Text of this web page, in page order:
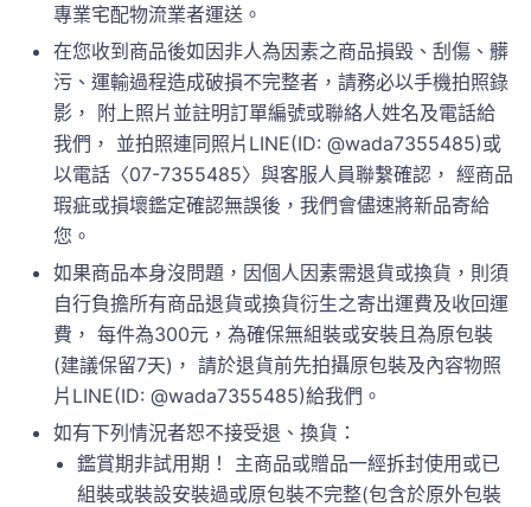
專業宅配物流業者運送。
在您收到商品後如因非人為因素之商品損毀、刮傷、髒
污、運輸過程造成破損不完整者，請務必以手機拍照錄
影， 附上照片並註明訂單編號或聯絡人姓名及電話給
我們， 並拍照連同照片LINE(ID: @wada7355485)或
以電話〈07-7355485〉與客服人員聯繫確認， 經商品
瑕疵或損壞鑑定確認無誤後，我們會儘速將新品寄給
您。
如果商品本身沒問題，因個人因素需退貨或換貨，則須
自行負擔所有商品退貨或換貨衍生之寄出運費及收回運
費， 每件為300元，為確保無組裝或安裝且為原包裝
(建議保留7天)， 請於退貨前先拍攝原包裝及內容物照
片LINE(ID: @wada7355485)給我們。
如有下列情況者恕不接受退、換貨：
鑑賞期非試用期！ 主商品或贈品一經拆封使用或已
組裝或裝設安裝過或原包裝不完整(包含於原外包裝